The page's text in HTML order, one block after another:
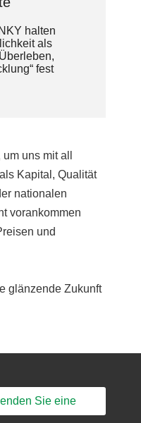
halten
als
fest
uns mit all
Kapital, Qualität
nationalen
vorankommen
und
glänzende Zukunft
Sie eine